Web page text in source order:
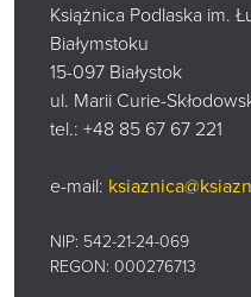
Książnica Podlaska im.
Białymstoku
15-097 Białystok
ul. Marii Curie-
tel.: +48 85 67 67 221
e-mail:
NIP: 542-21-24-069
REGON: 000276713